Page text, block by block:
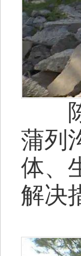
陈
蒲列
体、
解决